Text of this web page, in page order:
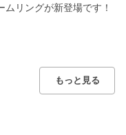
リングが新登場です！
もっと見る